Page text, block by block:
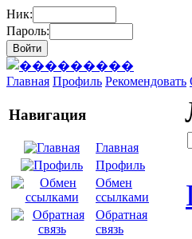
Ник:
Пароль:
Главная Профиль Рекомендовать
Навигация
Главная
Профиль
Обмен
ссылками
Обратная
связь